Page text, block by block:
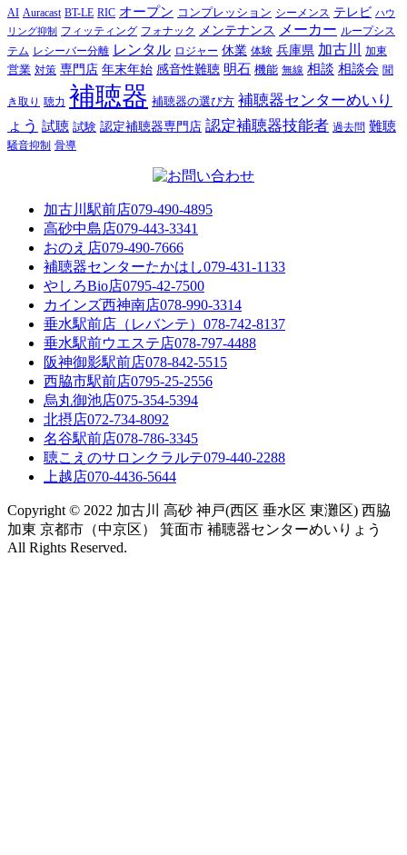
AI Auracast BT-LE RIC オープン コンプレッション シーメンス テレビ ハウ
リング抑制
フィッティング フォナック メンテナンス メーカー ループシス
テム レシーバー分離 レンタル ロジャー 休業 体験 兵庫県 加古川 加東
営業 対策 専門店 年末年始 感音性難聴 明石 機能 無線 相談 相談会 聞
き取り 聴力 補聴器 補聴器の選び方 補聴器センターめいり
ょう 試聴 試験 認定補聴器専門店 認定補聴器技能者 過去問 難聴
騒音抑制 骨導
加古川駅前店079-490-4895
高砂中島店079-443-3341
おのえ店079-490-7666
補聴器センターたかはし079-431-1133
やしろBio店0795-42-7500
カインズ西神南店078-990-3314
垂水駅前店（レバンテ） 078-742-8137
垂水駅前ウエステ店078-797-4488
阪神御影駅前店078-842-5515
西脇市駅前店0795-25-2556
烏丸御池店075-354-5394
北摂店072-734-8092
名谷駅前店078-786-3345
聴こえのサロンクラルテ079-440-2288
上越店070-4436-5644
Copyright © 2022 加古川 高砂 神戸(西区 垂水区 東灘区) 西脇
加東 京都市（中京区） 箕面市 補聴器センターめいりょう
All Rights Reserved.